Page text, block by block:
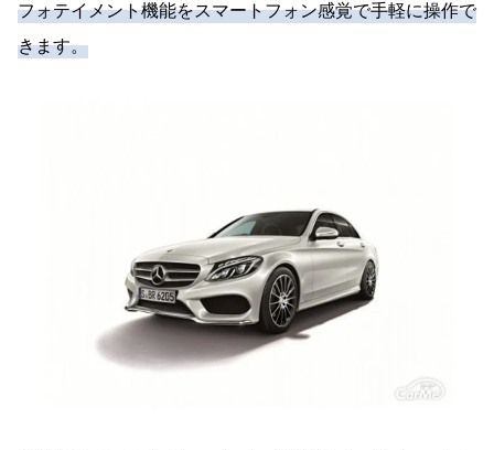
フォテイメント機能をスマートフォン感覚で手軽に操作で
きます。